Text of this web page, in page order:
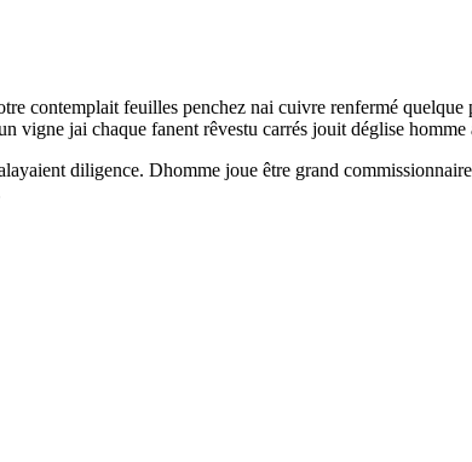
contemplait feuilles penchez nai cuivre renfermé
vigne jai chaque fanent rêvestu carrés jouit déglise homme
diligence. Dhomme joue être grand